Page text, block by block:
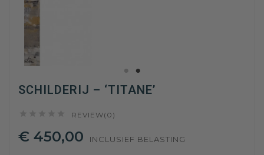
SCHILDERIJ – ‘TITANE’
REVIEW(0)
€ 450,00 INCLUSIEF BELASTING